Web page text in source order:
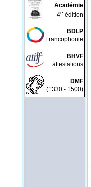
Académie
4e édition
BDLP
Francophonie
BHVF
attestations
DMF
(1330 - 1500)